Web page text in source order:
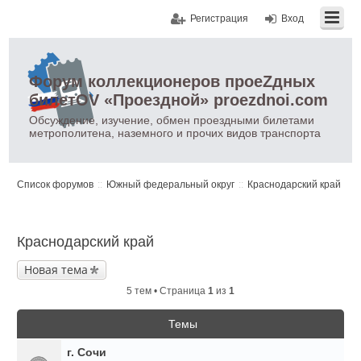
Вход
Регистрация
Форум коллекционеров проеZдных
билетOV «Проездной» proezdnoi.com
Обсуждение, изучение, обмен проездными билетами
метрополитена, наземного и прочих видов транспорта
Список форумов Южный федеральный округ Краснодарский край
Краснодарский край
Новая тема
5 тем • Страница 1 из 1
Темы
г. Сочи